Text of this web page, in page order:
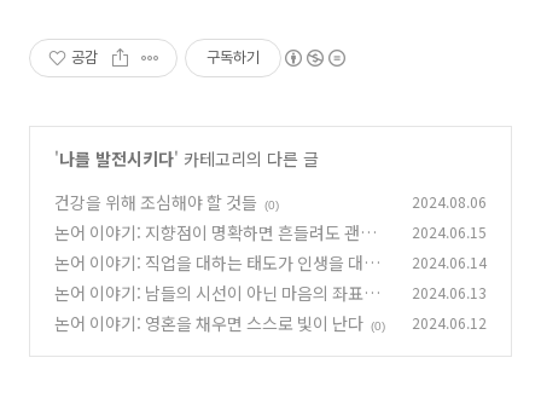
공감 구독하기
'나를 발전시키다' 카테고리의 다른 글
건강을 위해 조심해야 할 것들
(0) 2024.08.06
논어 이야기: 지향점이 명확하면 흔들려도 괜찮
다
(0)
2024.06.15
논어 이야기: 직업을 대하는 태도가 인생을 대하
는 태도다 (0)
2024.06.14
논어 이야기: 남들의 시선이 아닌 마음의 좌표를
읽어라
(0)
2024.06.13
논어 이야기: 영혼을 채우면 스스로 빛이 난다 (0) 2024.06.12